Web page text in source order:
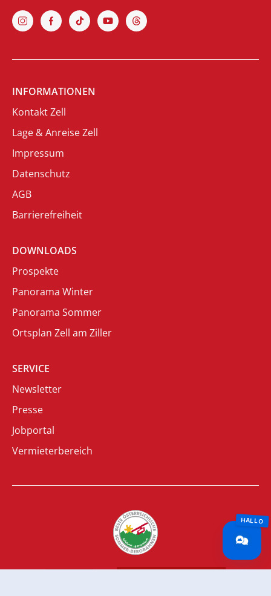
INFORMATIONEN
Kontakt Zell
Lage & Anreise Zell
Impressum
Datenschutz
AGB
Barrierefreiheit
DOWNLOADS
Prospekte
Panorama Winter
Panorama Sommer
Ortsplan Zell am Ziller
SERVICE
Newsletter
Presse
Jobportal
Vermieterbereich